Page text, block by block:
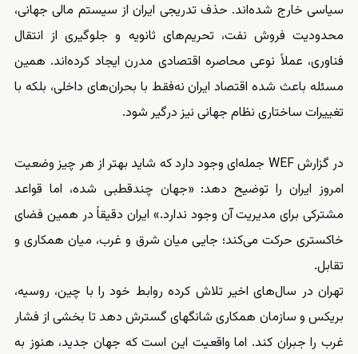
سیاسی خارج شده‌اند. حذف تدریجی ایران از سیستم مالی جهانی،
محدودیت فروش نفت، تحریم‌های ثانویه و جلوگیری از انتقال
فناوری، عملاً نوعی محاصره اقتصادی مدرن ایجاد کرده‌اند. همین
مسئله باعث شده اقتصاد ایران نه‌فقط با بحران‌های داخلی، بلکه با
تغییرات ساختاری نظام جهانی نیز درگیر شود.
در گزارش WEF جمله‌ای وجود دارد که شاید بهتر از هر چیز وضعیت
امروز ایران را توضیح دهد: «جهان چندقطبی شده، اما قواعد
مشترکی برای مدیریت آن وجود ندارد.» ایران دقیقاً در همین فضای
خاکستری حرکت می‌کند؛ جایی میان شرق و غرب، میان همکاری و
تقابل.
تهران در سال‌های اخیر تلاش کرده روابط خود را با چین، روسیه،
بریکس و سازمان همکاری شانگهای گسترش دهد تا بخشی از فشار
غرب را جبران کند. اما واقعیت این است که جهان جدید، هنوز به